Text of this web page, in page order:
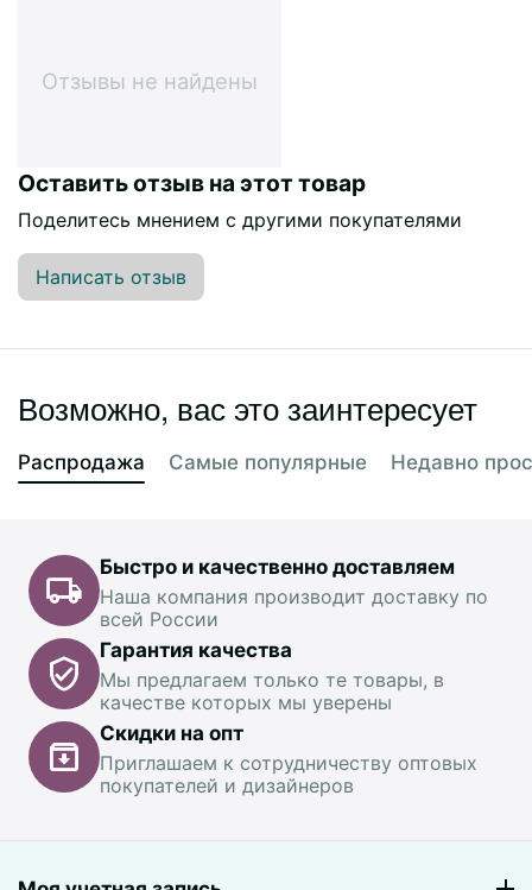
Отзывы не найдены
Оставить отзыв на этот товар
Поделитесь мнением с другими покупателями
Написать отзыв
Возможно, вас это заинтересует
Распродажа Самые популярные Недавно
Быстро и качественно доставляем
Наша компания производит доставку по
всей России
Гарантия качества
Мы предлагаем только те товары, в
качестве которых мы уверены
Скидки на опт
Приглашаем к сотрудничеству оптовых
покупателей и дизайнеров